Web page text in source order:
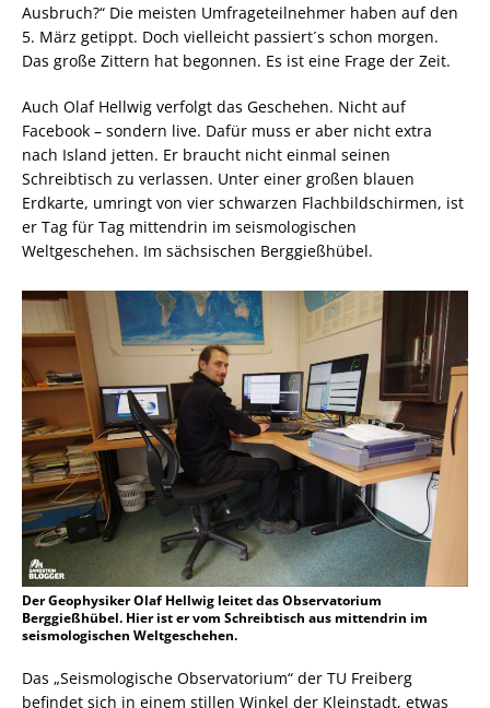
Ausbruch?“ Die meisten Umfrageteilnehmer haben auf den
5. März getippt. Doch vielleicht passiert´s schon morgen.
Das große Zittern hat begonnen. Es ist eine Frage der Zeit.
Auch Olaf Hellwig verfolgt das Geschehen. Nicht auf
Facebook – sondern live. Dafür muss er aber nicht extra
nach Island jetten. Er braucht nicht einmal seinen
Schreibtisch zu verlassen. Unter einer großen blauen
Erdkarte, umringt von vier schwarzen Flachbildschirmen, ist
er Tag für Tag mittendrin im seismologischen
Weltgeschehen. Im sächsischen Berggießhübel.
Der Geophysiker Olaf Hellwig leitet das Observatorium
Berggießhübel. Hier ist er vom Schreibtisch aus mittendrin im
seismologischen Weltgeschehen.
Das „Seismologische Observatorium“ der TU Freiberg
befindet sich in einem stillen Winkel der Kleinstadt, etwas